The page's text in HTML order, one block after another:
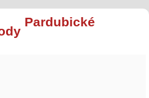
Pardubické